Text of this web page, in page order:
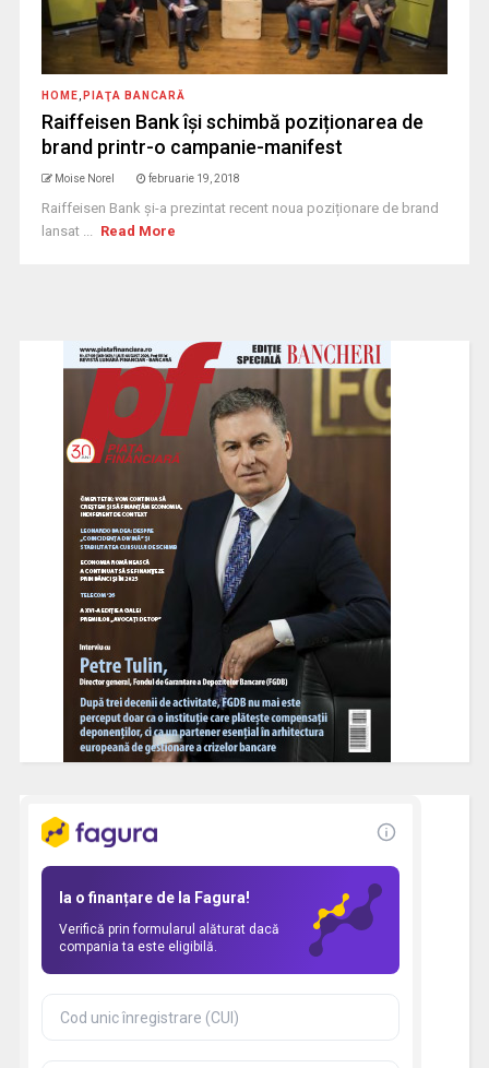
HOME PIAŢA BANCARĂ
Raiffeisen Bank îşi schimbă poziționarea de
brand printr-o campanie-manifest
Moise Norel februarie 19, 2018
Raiffeisen Bank şi-a prezintat recent noua poziționare de brand
lansat ... Read More